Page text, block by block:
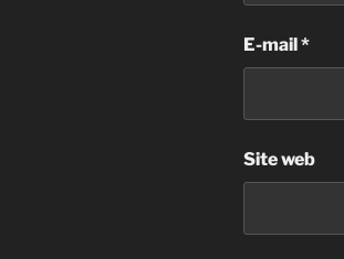
E-mail*
Site web